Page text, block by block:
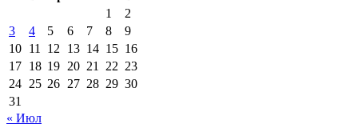
1
2
3
4 5 6 7 8
9
10 11 12 13 14 15 16
17 18 19 20 21 22 23
24 25 26 27 28 29 30
31
« Июл